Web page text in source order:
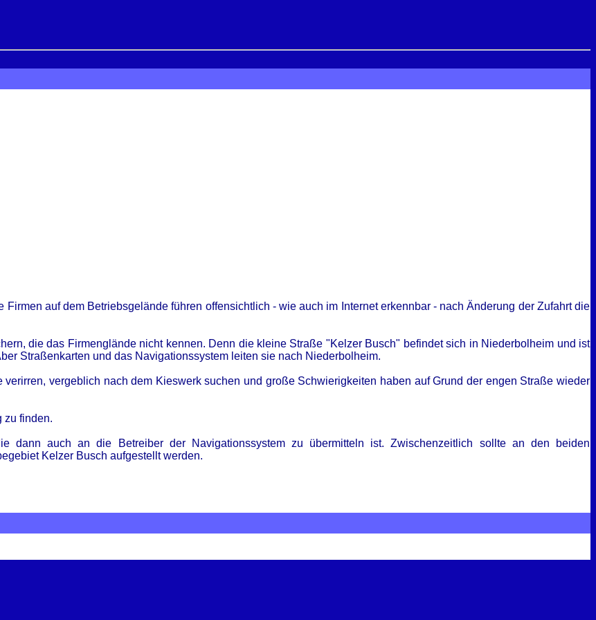
auf dem Betriebsgelände führen offensichtlich - wie auch im Internet erkennbar - nach Änderung der Zufahrt die
die das Firmenglände nicht kennen. Denn die kleine Straße "Kelzer Busch" befindet sich in Niederbolheim und ist
Straßenkarten und das Navigationssystem leiten sie nach Niederbolheim.
vergeblich nach dem Kieswerk suchen und große Schwierigkeiten haben auf Grund der engen Straße wieder
zu finden.
dann auch an die Betreiber der Navigationssystem zu übermitteln ist. Zwischenzeitlich sollte an den beiden
Kelzer Busch aufgestellt werden.